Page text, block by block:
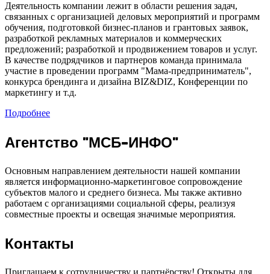
Деятельность компании лежит в области решения задач,
связанных с организацией деловых мероприятий и программ
обучения, подготовкой бизнес-планов и грантовых заявок,
разработкой рекламных материалов и коммерческих
предложений; разработкой и продвижением товаров и услуг.
В качестве подрядчиков и партнеров команда принимала
участие в проведении программ "Мама-предприниматель",
конкурса брендинга и дизайна BIZ&DIZ, Конференции по
маркетингу и т.д.
Подробнее
Агентство "МСБ-ИНФО"
Основным направлением деятельности нашей компании
является информационно-маркетинговое сопровождение
субъектов малого и среднего бизнеса. Мы также активно
работаем с организациями социальной сферы, реализуя
совместные проекты и освещая значимые мероприятия.
Контакты
Приглашаем к сотрудничеству и партнёрству! Открыты для